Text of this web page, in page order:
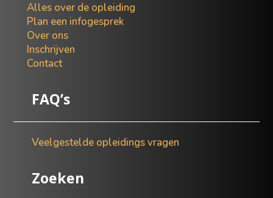
Alles over de opleiding
Plan een infogesprek
Over ons
Inschrijven
Contact
FAQ’s
Veelgestelde opleidings vragen
Zoeken